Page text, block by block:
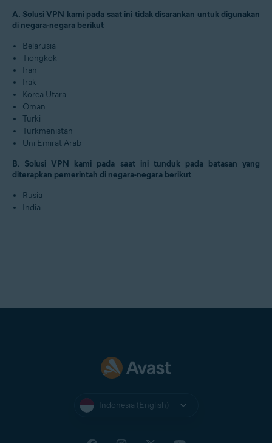
A. Solusi VPN kami pada saat ini tidak disarankan untuk digunakan
di negara-negara berikut
Belarusia
Tiongkok
Iran
Irak
Korea Utara
Oman
Turki
Turkmenistan
Uni Emirat Arab
B. Solusi VPN kami pada saat ini tunduk pada batasan yang
diterapkan pemerintah di negara-negara berikut
Rusia
India
Indonesia (English)